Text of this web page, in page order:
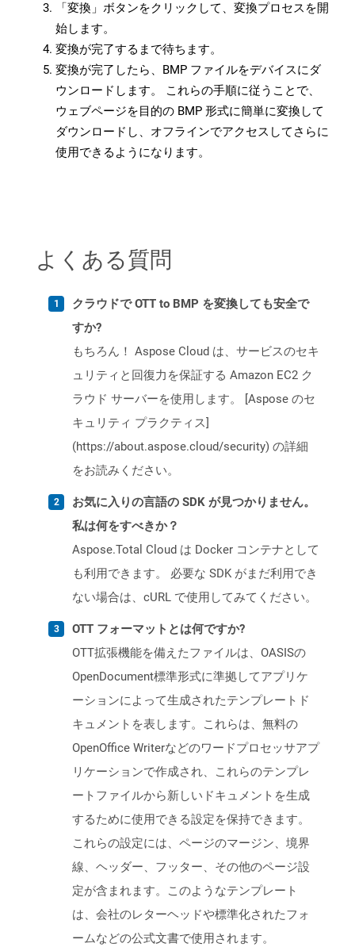
「変換」ボタンをクリックして、変換プロセスを開
始します。
変換が完了するまで待ちます。
変換が完了したら、BMP ファイルをデバイスにダ
ウンロードします。 これらの手順に従うことで、
ウェブページを目的の BMP 形式に簡単に変換して
ダウンロードし、オフラインでアクセスしてさらに
使用できるようになります。
よくある質問
クラウドで OTT to BMP を変換しても安全で
すか?
もちろん！ Aspose Cloud は、サービスのセキ
ュリティと回復力を保証する Amazon EC2 ク
ラウド サーバーを使用します。 [Aspose のセ
キュリティ プラクティス]
(https://about.aspose.cloud/security) の詳細
をお読みください。
お気に入りの言語の SDK が見つかりません。
私は何をすべきか？
Aspose.Total Cloud は Docker コンテナとして
も利用できます。 必要な SDK がまだ利用でき
ない場合は、cURL で使用してみてください。
OTT フォーマットとは何ですか?
OTT拡張機能を備えたファイルは、OASISの
OpenDocument標準形式に準拠してアプリケ
ーションによって生成されたテンプレートド
キュメントを表します。これらは、無料の
OpenOffice Writerなどのワードプロセッサアプ
リケーションで作成され、これらのテンプレ
ートファイルから新しいドキュメントを生成
するために使用できる設定を保持できます。
これらの設定には、ページのマージン、境界
線、ヘッダー、フッター、その他のページ設
定が含まれます。このようなテンプレート
は、会社のレターヘッドや標準化されたフォ
ームなどの公式文書で使用されます。